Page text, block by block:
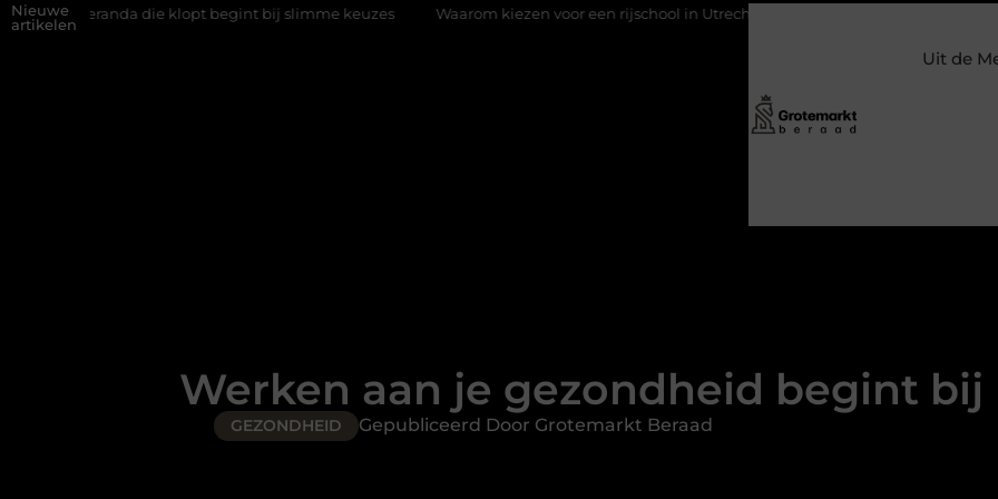
Nieuwe
artikelen
die klopt begint bij slimme keuzes Waarom kiezen voor een rijschool in Utrecht? Duurzaamheid verweven in de
Uit de
Werken aan je gezondheid begint
GEZONDHEID Gepubliceerd Door Grotemarkt Beraad